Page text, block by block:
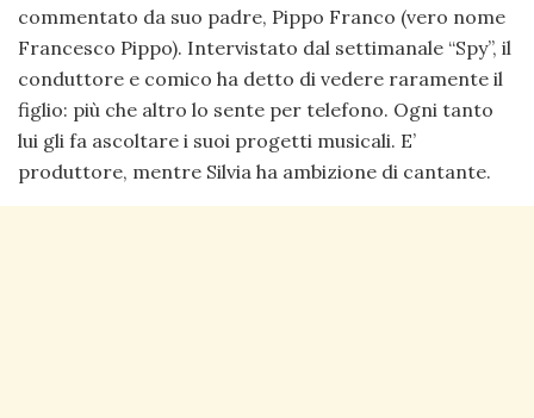
commentato da suo padre, Pippo Franco (vero nome
Francesco Pippo). Intervistato dal settimanale “Spy”, il
conduttore e comico ha detto di vedere raramente il
figlio: più che altro lo sente per telefono. Ogni tanto
lui gli fa ascoltare i suoi progetti musicali. E’
produttore, mentre Silvia ha ambizione di cantante.